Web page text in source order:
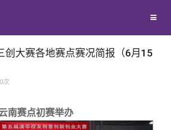
地区联络
年级联络
院系校友工作
母校
捐赠项目
捐赠新闻
平台
《清华校友通讯》
清华
创大赛各地赛点赛况简报（6月15
次
南赛点初赛举办